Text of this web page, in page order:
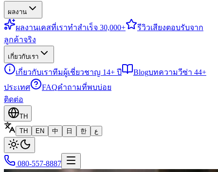
ผลงาน
ผลงานเคสที่เราทำสำเร็จ 30,000+ รีวิวเสียงตอบรับจาก
ลูกค้าจริง
เกี่ยวกับเรา
เกี่ยวกับเราทีมผู้เชี่ยวชาญ 14+ ปี Blogบทความวีซ่า 44+
ประเทศ
FAQคำถามที่พบบ่อย
ติดต่อ
TH
TH
EN 中 日 한 ع
080-557-8887